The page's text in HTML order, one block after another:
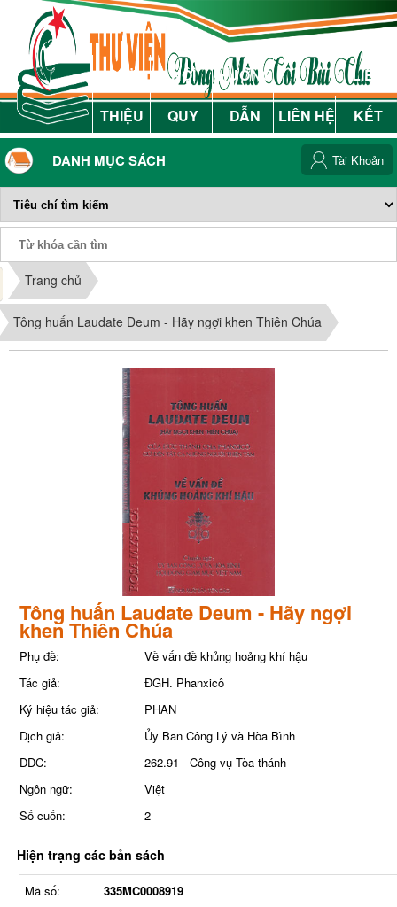
GIỚI
THIỆU
NỘI
QUY
HƯỚNG
DẪN
LIÊN HỆ
LIÊN
KẾT
DANH MỤC SÁCH Tài Khoản
Trang chủ
Tông huấn Laudate Deum - Hãy ngợi khen Thiên Chúa
Tông huấn Laudate Deum - Hãy ngợi
khen Thiên Chúa
Phụ đề:
Về vấn đề khủng hoảng khí hậu
Tác giả:
ĐGH. Phanxicô
Ký hiệu tác giả:
PHAN
Dịch giả:
Ủy Ban Công Lý và Hòa Bình
DDC:
262.91 - Công vụ Tòa thánh
Ngôn ngữ:
Việt
Số cuốn:
2
Hiện trạng các bản sách
Mã số:
335MC0008919